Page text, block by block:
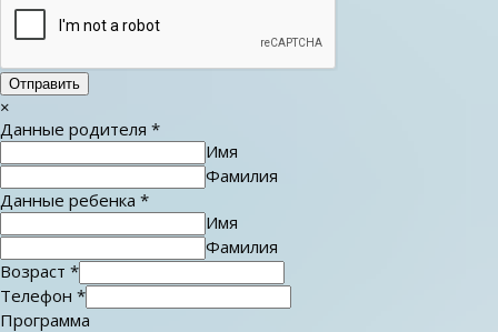
Отправить
×
Данные родителя *
Имя
Фамилия
Данные ребенка *
Имя
Фамилия
Возраст *
Телефон *
Программа